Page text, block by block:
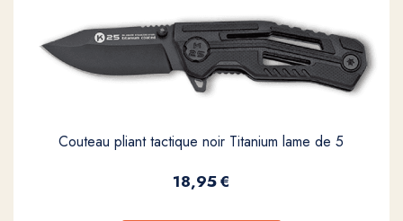
Couteau pliant tactique noir Titanium lame de 5
18,95€